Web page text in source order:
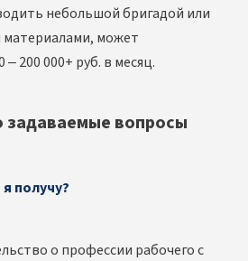
небольшой бригадой или
может
200 000+ руб. в месяц.
задаваемые вопросы
получу?
о профессии рабочего с